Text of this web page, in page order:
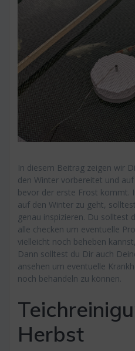
In diesem Beitrag zeigen wir
den Winter vorbereitet und
bevor der erste Frost kommt.
auf den Winter zu geht,
genau inspizieren. Du solltest
alle checken um eventuelle
vielleicht noch beheben
Dann solltest du Dir auch
ansehen um eventuelle
noch behandeln zu können.
Herbst